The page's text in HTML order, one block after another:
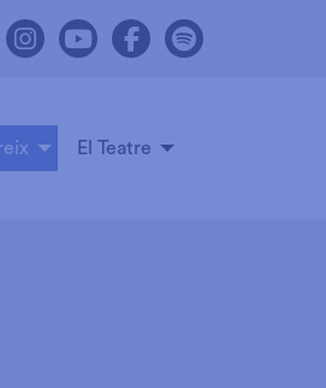
Link a instagram
Link a youtube
Link a facebook
Link a
El Teatre